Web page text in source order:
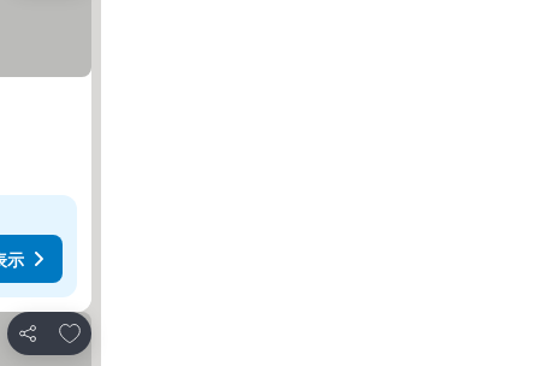
示
シェア
お気に入りに追加